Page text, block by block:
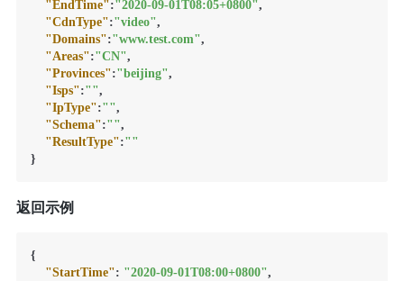
"EndTime":"2020-09-01T08:05+0800",
"CdnType":"video",
"Domains":"www.test.com",
"Areas":"CN",
"Provinces":"beijing",
"Isps":"",
"IpType":"",
"Schema":"",
"ResultType":""
}
返回示例
{
"StartTime": "2020-09-01T08:00+0800",